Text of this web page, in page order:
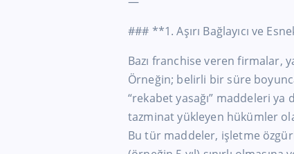
### **1. Aşırı Bağlayıcı ve
Bazı franchise veren firmalar,
Örneğin; belirli bir süre
“rekabet yasağı” maddeleri
tazminat yükleyen hükümler
Bu tür maddeler, işletme